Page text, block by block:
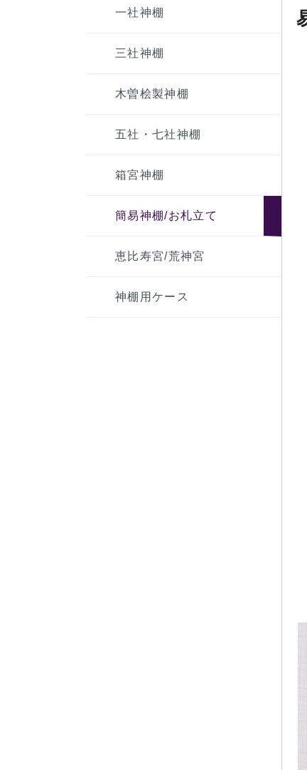
一社神棚
三社神棚
木曽桧製神棚
五社・七社神棚
箱宮神棚
簡易神棚/お札立て
恵比寿宮/荒神宮
神棚用ケース